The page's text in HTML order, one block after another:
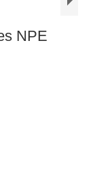
NPE